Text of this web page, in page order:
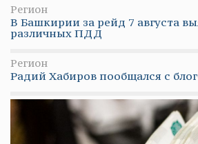
Регион
В Башкирии за рейд 7 августа
различных ПДД
Регион
Радий Хабиров пообщался с